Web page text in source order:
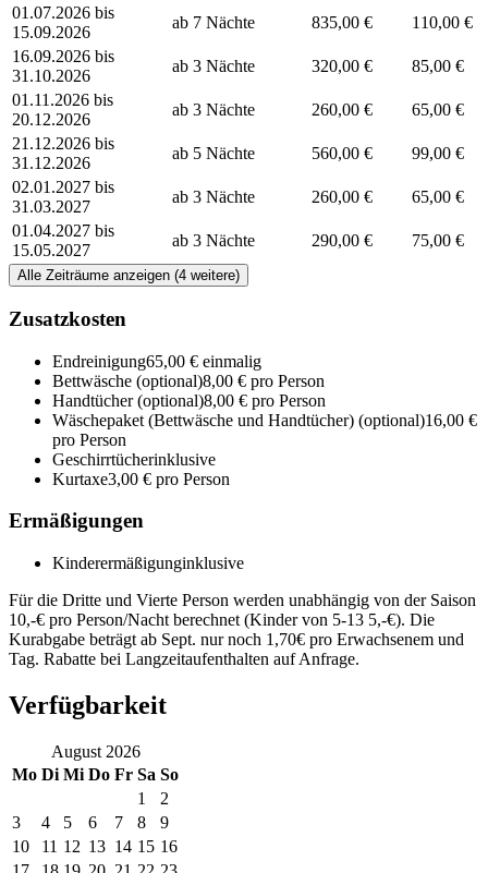
01.07.2026 bis
15.09.2026
ab 7 Nächte 835,00 €
110,00 €
16.09.2026 bis
31.10.2026
ab 3 Nächte 320,00 €
85,00 €
01.11.2026 bis
20.12.2026
ab 3 Nächte 260,00 €
65,00 €
21.12.2026 bis
31.12.2026
ab 5 Nächte 560,00 €
99,00 €
02.01.2027 bis
31.03.2027
ab 3 Nächte 260,00 €
65,00 €
01.04.2027 bis
15.05.2027
ab 3 Nächte 290,00 € 75,00 €
Alle Zeiträume anzeigen (4 weitere)
Zusatzkosten
Endreinigung65,00 € einmalig
Bettwäsche (optional)8,00 € pro Person
Handtücher(optional)8,00 € pro Person
Wäschepaket (Bettwäsche und Handtücher) (optional)16,00 €
pro Person
Geschirrtücherinklusive
Kurtaxe3,00 € pro Person
Ermäßigungen
Kinderermäßigunginklusive
Für die Dritte und Vierte Person werden unabhängig von der Saison
10,-€ pro Person/Nacht berechnet (Kinder von 5-13 5,-€). Die
Kurabgabe beträgt ab Sept. nur noch 1,70€ pro Erwachsenem und
Tag. Rabatte bei Langzeitaufenthalten auf Anfrage.
Verfügbarkeit
August 2026
Mo Di Mi Do Fr Sa So
1
2
3
4 5 6 7 8
9
10
11 12 13 14 15 16